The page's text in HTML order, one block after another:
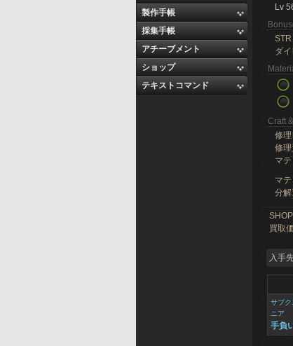
製作手帳
採集手帳
アチーブメント
ショップ
テキストコマンド
Lv
STR
ダ
Craft
修
修
マ
マ
分
買取
入手
サブク
ニア
手負